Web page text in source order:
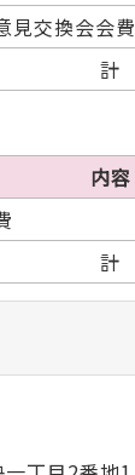
見交換会会費
計
内容
計